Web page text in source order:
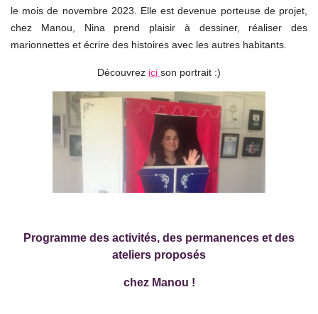
le mois de novembre 2023. Elle est devenue porteuse de projet,
chez Manou, Nina prend plaisir à dessiner, réaliser des
marionnettes et écrire des histoires avec les autres habitants.
Découvrez ici son portrait :)
Programme des activités, des permanences et des
ateliers proposés
chez Manou !